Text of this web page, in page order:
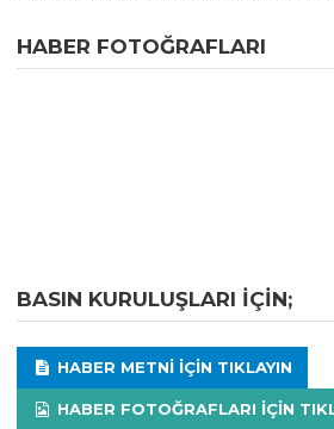
HABER FOTOĞRAFLARI
BASIN KURULUŞLARI IÇIN;
HABER METNI IÇIN TIKLAYIN
HABER FOTOĞRAFLARI IÇIN